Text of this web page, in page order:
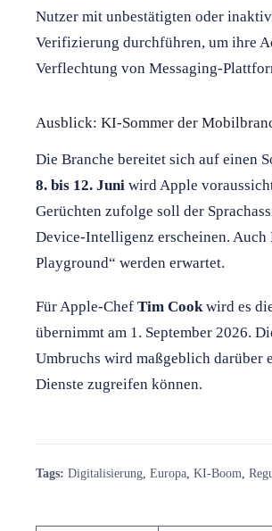
Nutzer mit unbestätigten oder
Verifizierung durchführen, um ihre
Verflechtung von Messaging-
Ausblick: KI-Sommer der
Die Branche bereitet sich auf einen
8. bis 12. Juni wird Apple
Gerüchten zufolge soll der
Device-Intelligenz erscheinen.
Playground“ werden erwartet.
Für Apple-Chef Tim Cook wird es
übernimmt am 1. September 2026.
Umbruchs wird maßgeblich darüber
Dienste zugreifen können.
Tags: Digitalisierung Europa KI-Boom